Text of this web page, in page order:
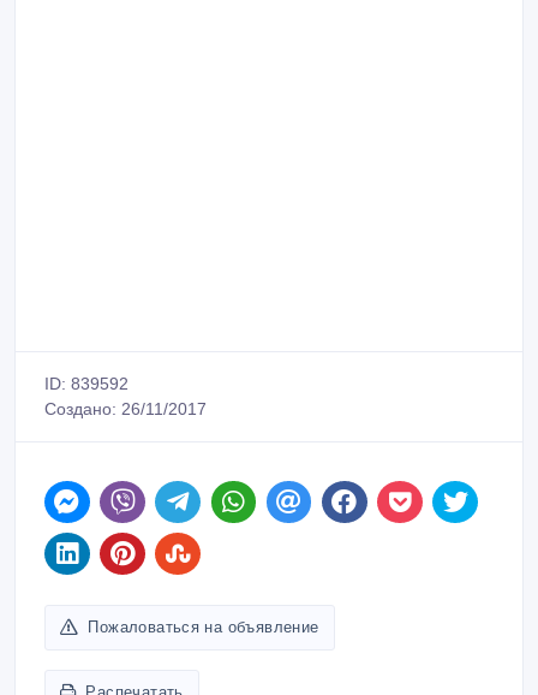
ID: 839592
Создано: 26/11/2017
Пожаловаться на объявление